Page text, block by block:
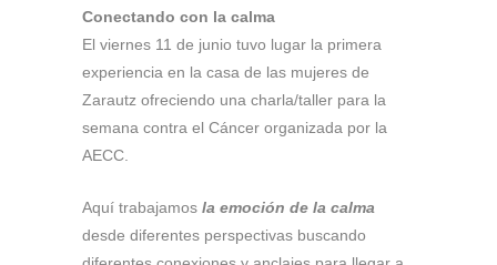
Conectando con la calma
El viernes 11 de junio tuvo lugar la primera
experiencia en la casa de las mujeres de
Zarautz ofreciendo una charla/taller para la
semana contra el Cáncer organizada por la
AECC.
Aquí trabajamos la emoción de la calma
desde diferentes perspectivas buscando